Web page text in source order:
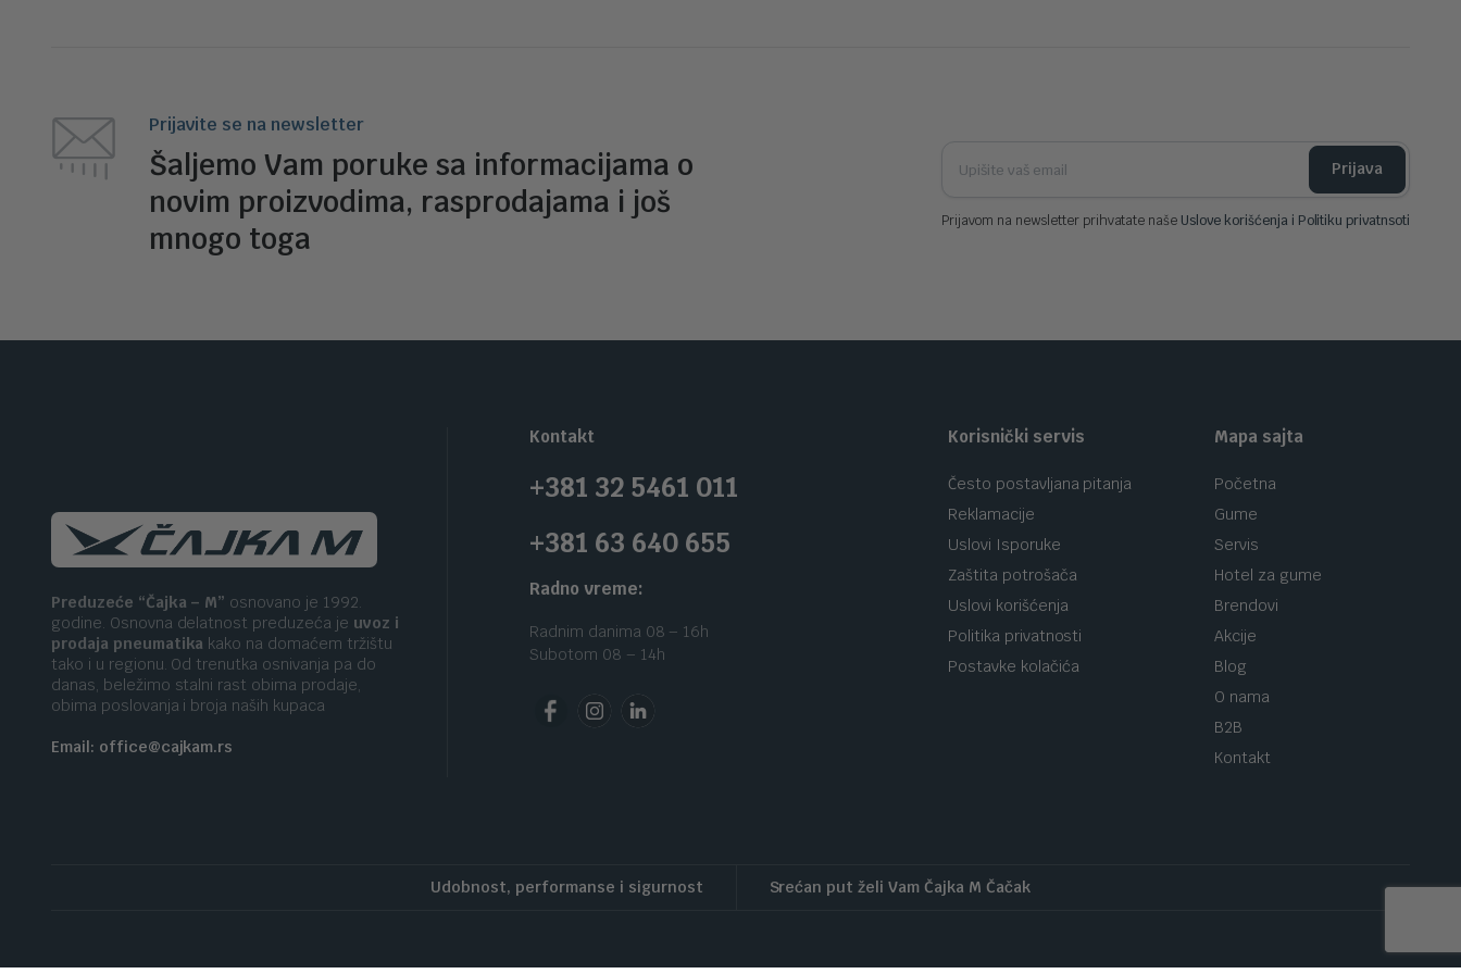
Prijavite se na newsletter
Šaljemo Vam poruke sa informacijama o
novim proizvodima, rasprodajama i još
mnogo toga
Prijava
Prijavom na newsletter prihvatate naše Uslove korišćenja i Politiku privatnsoti
Preduzeće “Čajka – M” osnovano je 1992.
godine. Osnovna delatnost preduzeća je uvoz i
prodaja pneumatika kako na domaćem tržištu
tako i u regionu. Od trenutka osnivanja pa do
danas, beležimo stalni rast obima prodaje,
obima poslovanja i broja naših kupaca
Email: office@cajkam.rs
Kontakt
+381 32 5461 011
+381 63 640 655
Radno vreme:
Radnim danima 08 – 16h
Subotom 08 – 14h
Korisnički servis
Često postavljana pitanja
Reklamacije
Uslovi Isporuke
Zaštita potrošača
Uslovi korišćenja
Politika privatnosti
Postavke kolačića
Mapa sajta
Početna
Gume
Servis
Hotel za gume
Brendovi
Akcije
Blog
O nama
B2B
Kontakt
Udobnost, performanse i sigurnost Srećan put želi Vam Čajka M Čačak